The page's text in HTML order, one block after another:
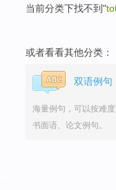
当前分类下找不到"
或者看看其他分类：
双语例句
海量例句，可以按难度
书面语、论文例句。